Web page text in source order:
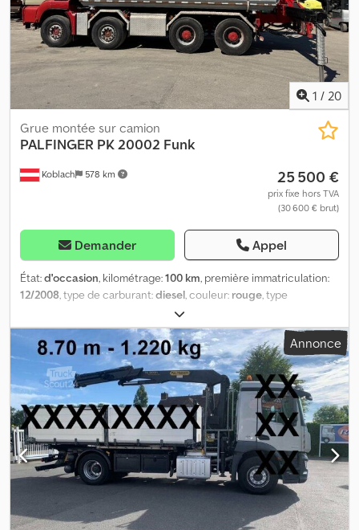
1 / 20
Koblach 578 km
Grue montée sur camion
PALFINGER PK 20002 Funk
25 500 €
prix fixe hors TVA
(30 600 € brut)
Demander Appel
État:d'occasion, kilométrage:100 km, première immatriculation:
12/2008, type de carburant:diesel, couleur: rouge, type
, classe d'émission:
construction:2008, Équipement:climatisation, filtre à particules,
grue, * Palfinger PK 20002 * Télécommande * Année de
fabrication : 2008 * Bon état * Tout est en ordre Dsdpsy Ubghsfx
An Esck * Horaires de travail : du lundi au vendredi 07h30–12h00,
13h00–18h00, samedi 07h30–17h00. * E-mail : *
Tél/WhatsApp/Viber : Alexandar Ilic * Tél/WhatsApp/Viber (anglais)
: Mladen Ilic
Annonce